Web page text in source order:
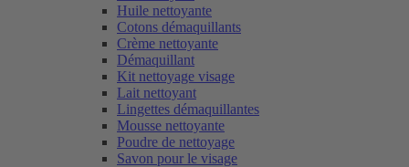
Huile nettoyante
Cotons démaquillants
Crème nettoyante
Démaquillant
Kit nettoyage visage
Lait nettoyant
Lingettes démaquillantes
Mousse nettoyante
Poudre de nettoyage
Savon pour le visage